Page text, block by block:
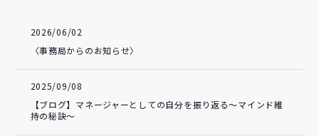
2026/06/02
〈事務局からのお知らせ〉
2025/09/08
【ブログ】マネージャーとしての自分を振り返る～マインド維
持の秘訣～